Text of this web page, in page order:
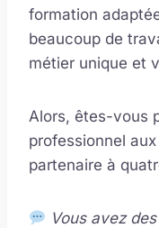
formation
beaucoup de
métier unique et
Alors, êtes-vous
professionnel
partenaire à
Vous avez